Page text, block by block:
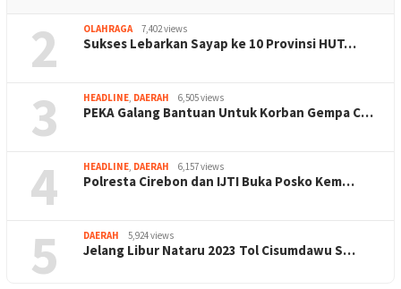
2
OLAHRAGA 7,402 views
Sukses Lebarkan Sayap ke 10 Provinsi HUT…
3 HEADLINE, DAERAH 6,505 views
PEKA Galang Bantuan Untuk Korban Gempa C…
4 HEADLINE, DAERAH 6,157 views
Polresta Cirebon dan IJTI Buka Posko Kem…
5 DAERAH 5,924 views
Jelang Libur Nataru 2023 Tol Cisumdawu S…